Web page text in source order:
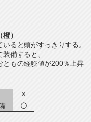
）
ると頭がすっきりする。
備すると、
ともの経験値が200％上昇
×
備
〇